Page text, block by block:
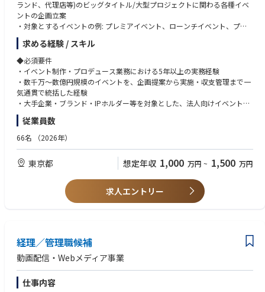
ランド、代理店等)のビッグタイトル/大型プロジェクトに関わる各種イベ
ントの企画立案
・対象とするイベントの例: プレミアイベント、ローンチイベント、プレ
スカンファレンス、ファン向け体験イベント、PRイベント、授賞式/アワ
ード、大型カンファレンス、周年イベント 等
・クライアントおよびそのグローバル本社/PR代理店との折衝、企画提
案、要件定義
・イベントのコンセプト設計、クリエイティブディレクション、演出企
画、会場選定、当日の各種導線設計
・予算策定および収支管理(数百万〜数億円規模)
(2) ベンダー連携・プロダクションマネジメント
・会場、舞台美術・装飾、映像/音響/照明、警備、ハイヤー、ケータリン
グ、ノベルティ等、各種ベンダーの選定・交渉・契約
・制作スタッフ、デザイナー、テクニカルディレクター、外部プロデュー
・ベンダーとの長期的なリレーション構築および、信頼できるサプライヤ
ーネットワークの拡充
・米国で開催される大型展示会・コンベンション・カンファレンス等への
出展を希望する日本クライアントに対するヒアリング、企画提案、見積
・当社の米国現地法人「33USA」のイベントサービスチームと密接に連携
し、案件全体を推進(33USA側が現地ベンダーの選定・管理、施工、現地ス
タッフィング等を担当し、本ポジションは日本側のクライアント窓口およ
求める経験 / スキル
◆必須要件
・イベント制作・プロデュース業務における5年以上の実務経験
・数千万〜数億円規模のイベントを、企画提案から実施・収支管理まで一
気通貫で統括した経験
・大手企業・ブランド・IPホルダー等を対象とした、法人向けイベントの
取引経験
・複数のベンダー/外部パートナーを束ねたプロダクションマネジメント
経験
・多様なステークホルダーを巻き込み、複雑なプロジェクトを推進する力
・IP・タレント情報を扱う高い守秘意識と、コンプライアンス遵守の姿勢
・ビジネスレベル以上の英語力(海外クライアント・現地ベンダーと支障な
・海外来日タレント・著名人のアテンドを含むイベント運営経験
・米国の大型展示会・コンベンションでのブース出展経験
・海外現地法人・パートナーと連携したクロスボーダー案件のプロジェク
トマネジメント経験
・イベントサービス事業もしくは類似事業のP/L管理経験
従業員数
66名 （2026年）
東京都 想定年収 1,000 万円 ~ 1,500 万円
求人エントリー
経理／管理職候補
動画配信・Webメディア事業
仕事内容